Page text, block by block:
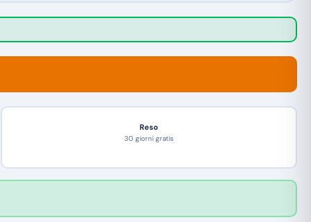
Reso
30 giorni gratis